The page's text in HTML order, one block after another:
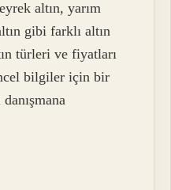
altın, yarım
gibi farklı altın
türleri ve fiyatları
bilgiler için bir